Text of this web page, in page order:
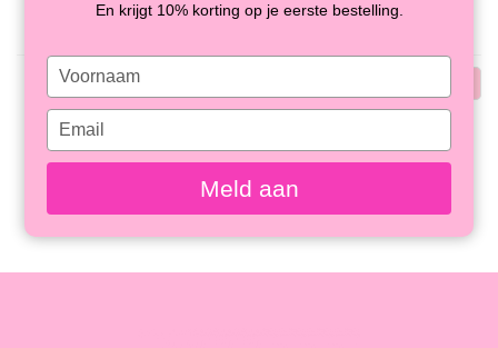
En krijgt 10% korting op je eerste bestelling.
Type
your
name
Type
your
email
Meld aan